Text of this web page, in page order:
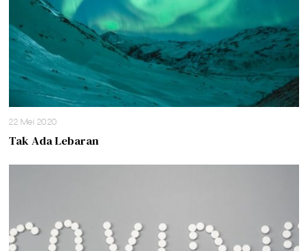
22 Mei 2020
Tak Ada Lebaran